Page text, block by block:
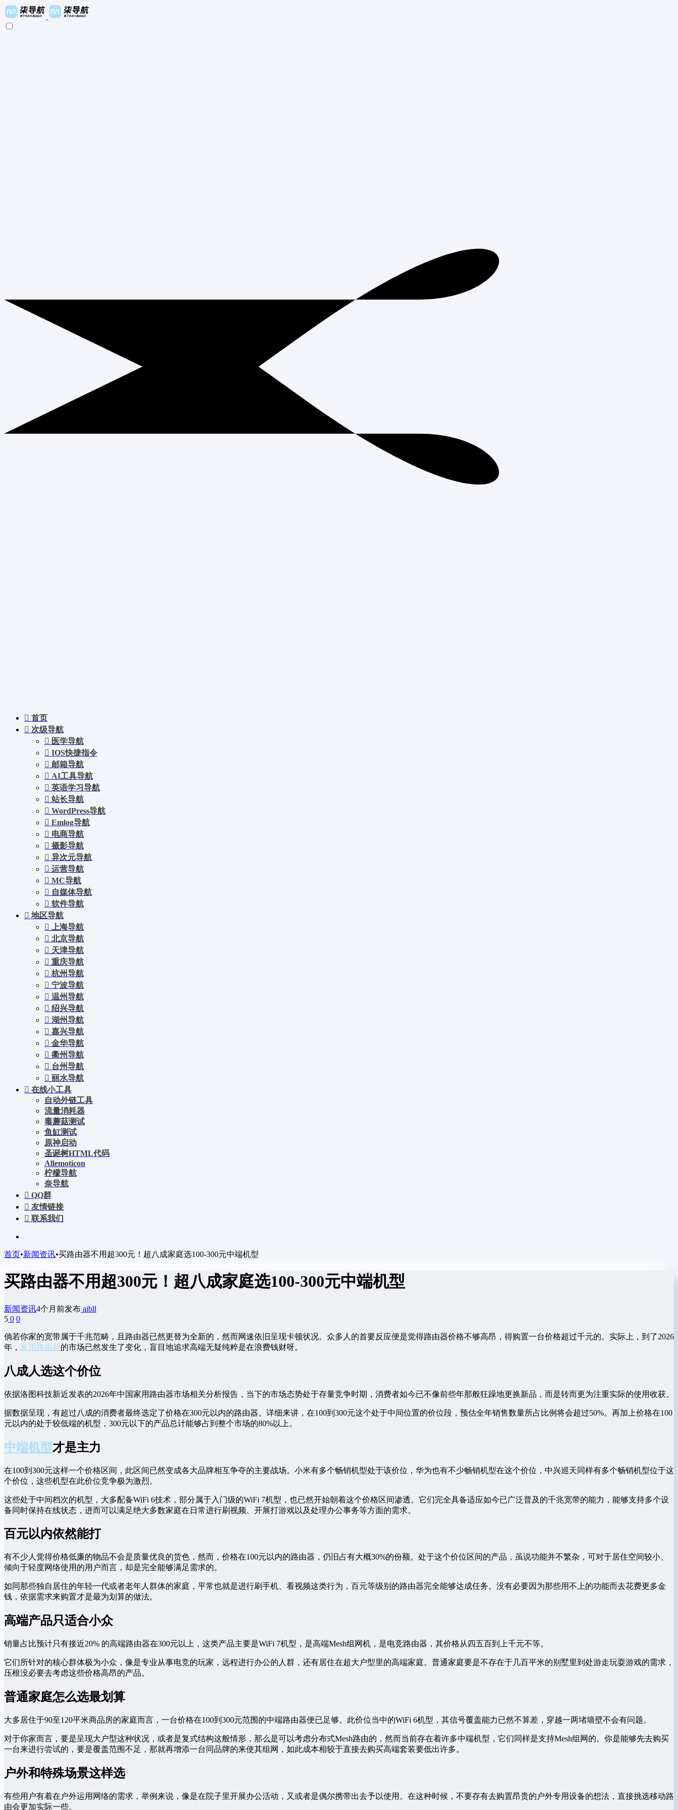
首页
次级导航
医学导航
IOS快捷指令
邮箱导航
AI工具导航
英语学习导航
站长导航
WordPress导航
Emlog导航
电商导航
摄影导航
异次元导航
运营导航
MC导航
自媒体导航
软件导航
地区导航
上海导航
北京导航
天津导航
重庆导航
杭州导航
宁波导航
温州导航
绍兴导航
湖州导航
嘉兴导航
金华导航
衢州导航
台州导航
丽水导航
在线小工具
自动外链工具
流量消耗器
毒蘑菇测试
鱼缸测试
原神启动
圣诞树HTML代码
Allemoticon
柠檬导航
奈导航
QQ群
友情链接
联系我们
首页•新闻资讯•买路由器不用超300元！超八成家庭选100-300元中端机型
买路由器不用超300元！超八成家庭选100-300元中端机型
新闻资讯4个月前发布 aibll
5 0 0
倘若你家的宽带属于千兆范畴，且路由器已然更替为全新的，然而网速依旧呈现卡顿状况。众多人的首要反应便是觉得路由器价格不够高昂，得购置一台价格超过千元的。实际上，到了2026
年， 家用路由器的市场已然发生了变化，盲目地追求高端无疑纯粹是在浪费钱财呀。
八成人选这个价位
依据洛图科技新近发表的2026年中国家用路由器市场相关分析报告，当下的市场态势处于存量竞争时期，消费者如今已不像前些年那般狂躁地更换新品，而是转而更为注重实际的使用收获。
据数据呈现，有超过八成的消费者最终选定了价格在300元以内的路由器。详细来讲，在100到300元这个处于中间位置的价位段，预估全年销售数量所占比例将会超过50%。再加上价格在100
元以内的处于较低端的机型，300元以下的产品总计能够占到整个市场的80%以上。
中端机型才是主力
在100到300元这样一个价格区间，此区间已然变成各大品牌相互争夺的主要战场。小米有多个畅销机型处于该价位，华为也有不少畅销机型在这个价位，中兴巡天同样有多个畅销机型位于这
个价位，这些机型在此价位竞争极为激烈。
这些处于中间档次的机型，大多配备WiFi 6技术，部分属于入门级的WiFi 7机型，也已然开始朝着这个价格区间渗透。它们完全具备适应如今已广泛普及的千兆宽带的能力，能够支持多个设
备同时保持在线状态，进而可以满足绝大多数家庭在日常进行刷视频、开展打游戏以及处理办公事务等方面的需求。
百元以内依然能打
有不少人觉得价格低廉的物品不会是质量优良的货色，然而，价格在100元以内的路由器，仍旧占有大概30%的份额。处于这个价位区间的产品，虽说功能并不繁杂，可对于居住空间较小、
倾向于轻度网络使用的用户而言，却是完全能够满足需求的。
如同那些独自居住的年轻一代或者老年人群体的家庭，平常也就是进行刷手机、看视频这类行为，百元等级别的路由器完全能够达成任务。没有必要因为那些用不上的功能而去花费更多金
钱，依据需求来购置才是最为划算的做法。
高端产品只适合小众
销量占比预计只有接近20% 的高端路由器在300元以上，这类产品主要是WiFi 7机型，是高端Mesh组网机，是电竞路由器，其价格从四五百到上千元不等。
它们所针对的核心群体极为小众，像是专业从事电竞的玩家，远程进行办公的人群，还有居住在超大户型里的高端家庭。普通家庭要是不存在于几百平米的别墅里到处游走玩耍游戏的需求，
压根没必要去考虑这些价格高昂的产品。
普通家庭怎么选最划算
大多居住于90至120平米商品房的家庭而言，一台价格在100到300元范围的中端路由器便已足够。此价位当中的WiFi 6机型，其信号覆盖能力已然不算差，穿越一两堵墙壁不会有问题。
对于你家而言，要是呈现大户型这种状况，或者是复式结构这般情形，那么是可以考虑分布式Mesh路由的，然而当前存在着许多中端机型，它们同样是支持Mesh组网的。你是能够先去购买
一台来进行尝试的，要是覆盖范围不足，那就再增添一台同品牌的来使其组网，如此成本相较于直接去购买高端套装要低出许多。
户外和特殊场景这样选
有些用户有着在户外运用网络的需求，举例来说，像是在院子里开展办公活动，又或者是偶尔携带出去予以使用。在这种时候，不要存有去购置昂贵的户外专用设备的想法，直接挑选移动路
由会更加实际一些。